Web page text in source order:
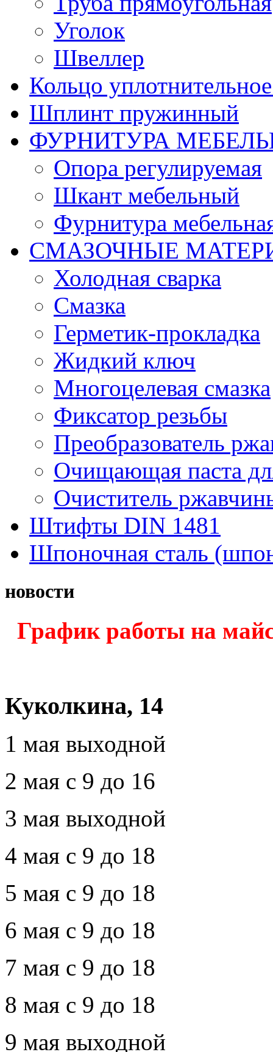
Уголок
Швеллер
Кольцо
Шплинт пружинный
ФУРНИТУРА
Опора регулируемая
Шкант мебельный
Фурнитура
СМАЗОЧНЫЕ
Холодная сварка
Смазка
Герметик-прокладка
Жидкий ключ
Многоцелевая смазка
Фиксатор резьбы
Преобразователь
Очищающая паста
Очиститель
Штифты DIN 1481
Шпоночная сталь
новости
График работы на
Куколкина, 14
1 мая выходной
2 мая с 9 до 16
3 мая выходной
4 мая с 9 до 18
5 мая с 9 до 18
6 мая с 9 до 18
7 мая с 9 до 18
8 мая с 9 до 18
9 мая выходной